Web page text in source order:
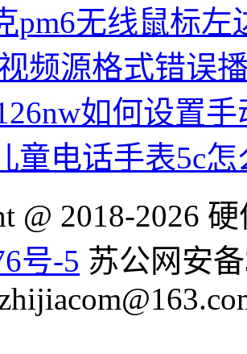
pm6无线鼠标左
频源格式错误
如何设置
童电话手表5c
@ 2018-2026
号-5 苏公网安